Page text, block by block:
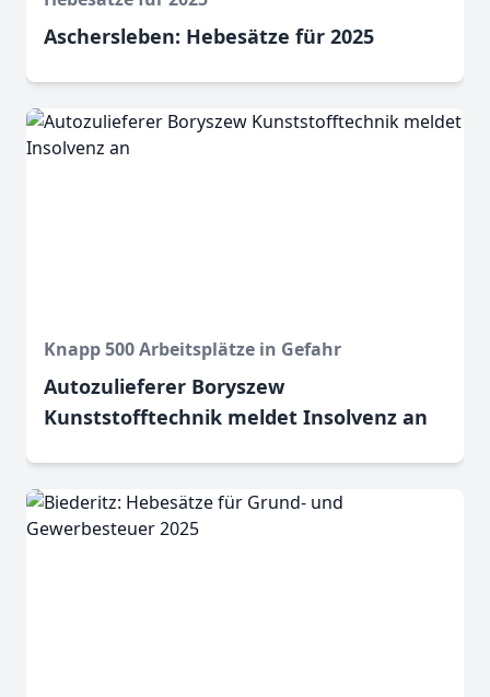
Aschersleben: Hebesätze für 2025
Knapp 500 Arbeitsplätze in Gefahr
Autozulieferer Boryszew
Kunststofftechnik meldet Insolvenz an